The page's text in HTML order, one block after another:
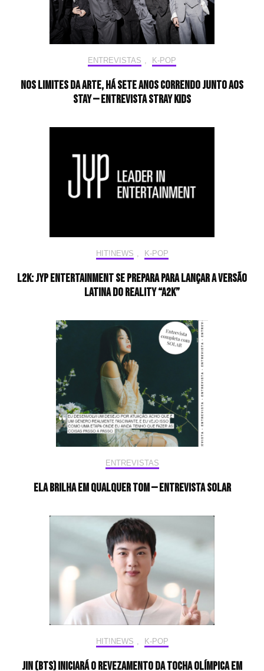
ENTREVISTAS , K-POP
Nos limites da arte, há sete anos correndo junto aos
STAY — Entrevista Stray Kids
HIT!NEWS K-POP
L2K: JYP Entertainment se prepara para lançar a versão
latina do reality “A2K”
ENTREVISTAS
Ela brilha em qualquer tom — Entrevista Solar
HIT!NEWS , K-POP
Jin (BTS) iniciará o revezamento da tocha olímpica em